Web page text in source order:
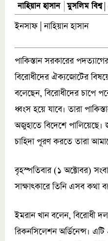
নাহিয়ান হাসান মুসলিম বিশ্ব
ইনসাফ | নাহিয়ান হাসান
পাকিস্তান সরকারের
বিরোধীদের ঐক্যজোটের বিষয়ে
বলেছেন, বিরোধীদের চাপে
ধ্বংস হয়ে যাবে। তারা
অজুহাতে বিদেশে পালিয়েছে।
চাহিদা পূরণ করতে তারা
বৃহস্পতিবার (১ অক্টোবর)
সাক্ষাৎকারে তিনি এসব কথা
ইমরান খান বলেন, বিরোধী
রিকনসিলেশন অর্ডিনেন্স।